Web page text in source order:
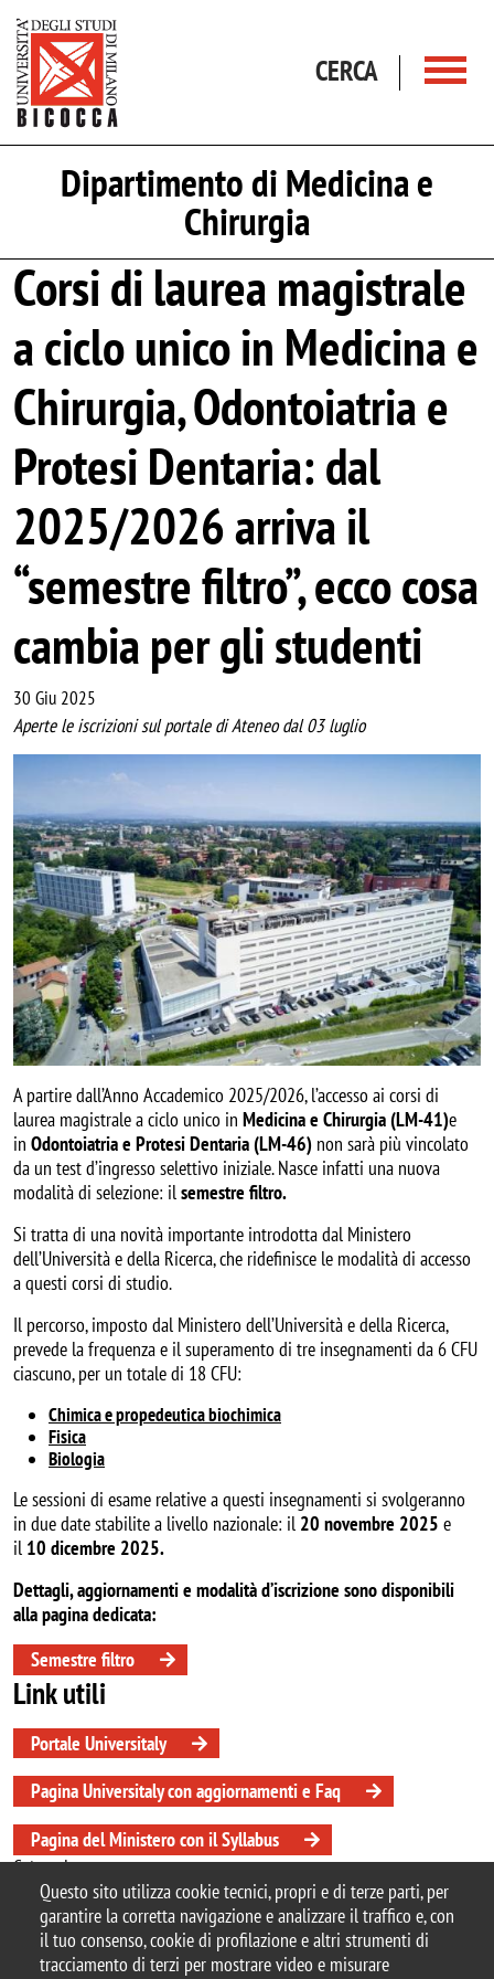
Questo sito utilizza cookie tecnici, propri e di terze parti, per
garantire la corretta navigazione e analizzare il traffico e, con
il tuo consenso, cookie di profilazione e altri strumenti di
tracciamento di terzi per mostrare video e misurare
CERCA
Dipartimento di Medicina e
Chirurgia
Corsi di laurea magistrale
a ciclo unico in Medicina e
Chirurgia, Odontoiatria e
Protesi Dentaria: dal
2025/2026 arriva il
“semestre filtro”, ecco cosa
cambia per gli studenti
30 Giu 2025
Aperte le iscrizioni sul portale di Ateneo dal 03 luglio
Image
A partire dall’Anno Accademico 2025/2026, l’accesso ai corsi di
laurea magistrale a ciclo unico in Medicina e Chirurgia (LM-41)e
in Odontoiatria e Protesi Dentaria (LM-46) non sarà più vincolato
da un test d’ingresso selettivo iniziale. Nasce infatti una nuova
modalità di selezione: ilsemestre filtro.
Si tratta di una novità importante introdotta dal Ministero
dell’Università e della Ricerca, che ridefinisce le modalità di accesso
a questi corsi di studio.
Il percorso, imposto dal Ministero dell’Università e della Ricerca,
prevede la frequenza e il superamento di tre insegnamenti da 6 CFU
ciascuno, per un totale di 18 CFU:
Chimica e propedeutica biochimica
Fisica
Biologia
Le sessioni di esame relative a questi insegnamenti si svolgeranno
in due date stabilite a livello nazionale: il 20 novembre 2025 e
il 10 dicembre 2025.
Dettagli, aggiornamenti e modalità d’iscrizione sono disponibili
alla pagina dedicata:
Semestre filtro
Link utili
Portale Universitaly
Pagina Universitaly con aggiornamenti e Faq
Pagina del Ministero con il Syllabus
Categoria news
didattica